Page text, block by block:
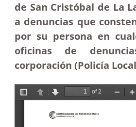
de San Cristóbal de La
a denuncias que
por su persona en
oficinas de
corporación (Policía